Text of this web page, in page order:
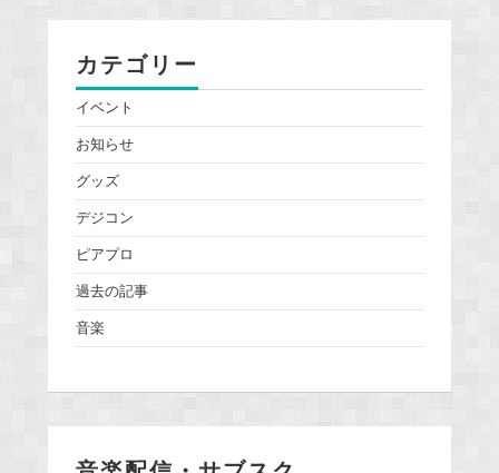
カテゴリー
イベント
お知らせ
グッズ
デジコン
ピアプロ
過去の記事
音楽